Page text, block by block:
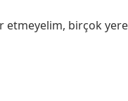
etmeyelim, birçok